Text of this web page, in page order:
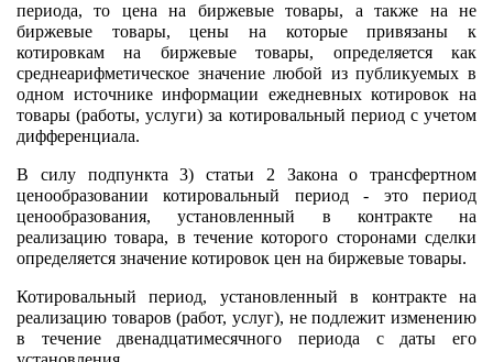
периода, то цена на биржевые товары, а также на не
биржевые товары, цены на которые привязаны к
котировкам на биржевые товары, определяется как
среднеарифметическое значение любой из публикуемых в
одном источнике информации ежедневных котировок на
товары (работы, услуги) за котировальный период с учетом
дифференциала.
В силу подпункта 3) статьи 2 Закона о трансфертном
ценообразовании котировальный период - это период
ценообразования, установленный в контракте на
реализацию товара, в течение которого сторонами сделки
определяется значение котировок цен на биржевые товары.
Котировальный период, установленный в контракте на
реализацию товаров (работ, услуг), не подлежит изменению
в течение двенадцатимесячного периода с даты его